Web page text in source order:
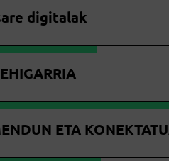
digitalak
ETA